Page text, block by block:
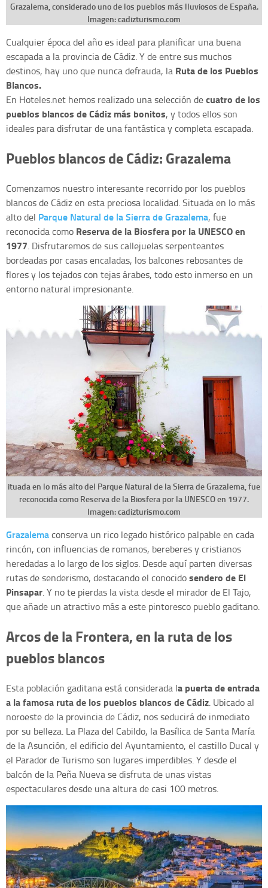
Grazalema, considerado uno de los pueblos más lluviosos de España.
Imagen: cadizturismo.com
Cualquier época del año es ideal para planificar una buena
escapada a la provincia de Cádiz. Y de entre sus muchos
destinos, hay uno que nunca defrauda, la Ruta de los Pueblos
Blancos.
En Hoteles.net hemos realizado una selección decuatro de los
pueblos blancos de Cádiz más bonitos, y todos ellos son
ideales para disfrutar de una fantástica y completa escapada.
Pueblos blancos de Cádiz: Grazalema
Comenzamos nuestro interesante recorrido por los pueblos
blancos de Cádiz en esta preciosa localidad. Situada en lo más
alto del Parque Natural de la Sierra de Grazalema, fue
reconocida como Reserva de la Biosfera por la UNESCO en
1977. Disfrutaremos de sus callejuelas serpenteantes
bordeadas por casas encaladas, los balcones rebosantes de
flores y los tejados con tejas árabes, todo esto inmerso en un
entorno natural impresionante.
ituada en lo más alto del Parque Natural de la Sierra de Grazalema, fue
reconocida como Reserva de la Biosfera por la UNESCO en 1977.
Imagen: cadizturismo.com
Grazalemaconserva un rico legado histórico palpable en cada
rincón, con influencias de romanos, bereberes y cristianos
heredadas a lo largo de los siglos. Desde aquí parten diversas
rutas de senderismo, destacando el conocidosendero de El
Pinsapar. Y no te pierdas la vista desde el mirador de El Tajo,
que añade un atractivo más a este pintoresco pueblo gaditano.
Arcos de la Frontera, en la ruta de los
pueblos blancos
Esta población gaditana está considerada la puerta de entrada
a la famosa ruta de los pueblos blancos de Cádiz. Ubicado al
noroeste de la provincia de Cádiz, nos seducirá de inmediato
por su belleza. La Plaza del Cabildo, la Basílica de Santa María
de la Asunción, el edificio del Ayuntamiento, el castillo Ducal y
el Parador de Turismo son lugares imperdibles. Y desde el
balcón de la Peña Nueva se disfruta de unas vistas
espectaculares desde una altura de casi 100 metros.